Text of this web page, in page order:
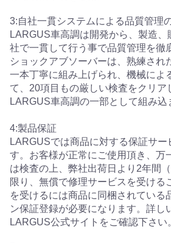
3:自社一貫システムによる品質管理
LARGUS車高調は開発から、製造、
社で一貫して行う事で品質管理を徹
ショックアブソーバーは、熟練され
一本丁寧に組み上げられ、機械によ
て、20項目もの厳しい検査をクリア
LARGUS車高調の一部として組み込
4:製品保証
LARGUSでは商品に対する保証サー
す。お客様が正常にご使用頂き、万
は検査の上、弊社出荷日より2年間
限り、無償で修理サービスを受ける
を受けるには商品に同梱されている
ン保証登録が必要になります。詳し
LARGUS公式サイトをご確認下さい